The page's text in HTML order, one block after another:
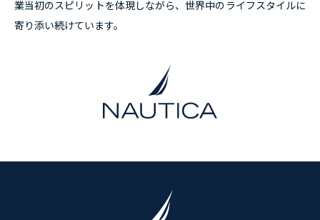
業当初のスピリットを体現しながら、世界中のライフスタイルに
寄り添い続けています。